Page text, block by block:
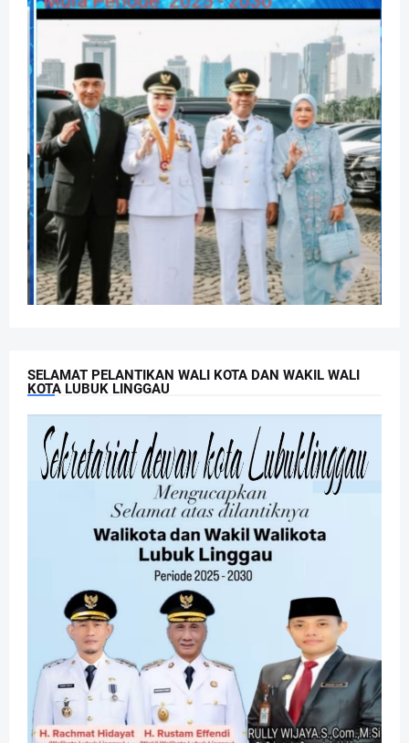
SELAMAT PELANTIKAN WALI KOTA DAN WAKIL WALI
KOTA LUBUK LINGGAU